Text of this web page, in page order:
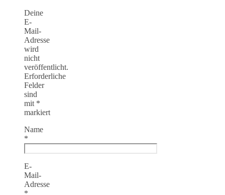
Deine
E-
Mail-
Adresse
wird
nicht
veröffentlicht.
Erforderliche
Felder
sind
mit *
markiert
Name
*
E-
Mail-
Adresse